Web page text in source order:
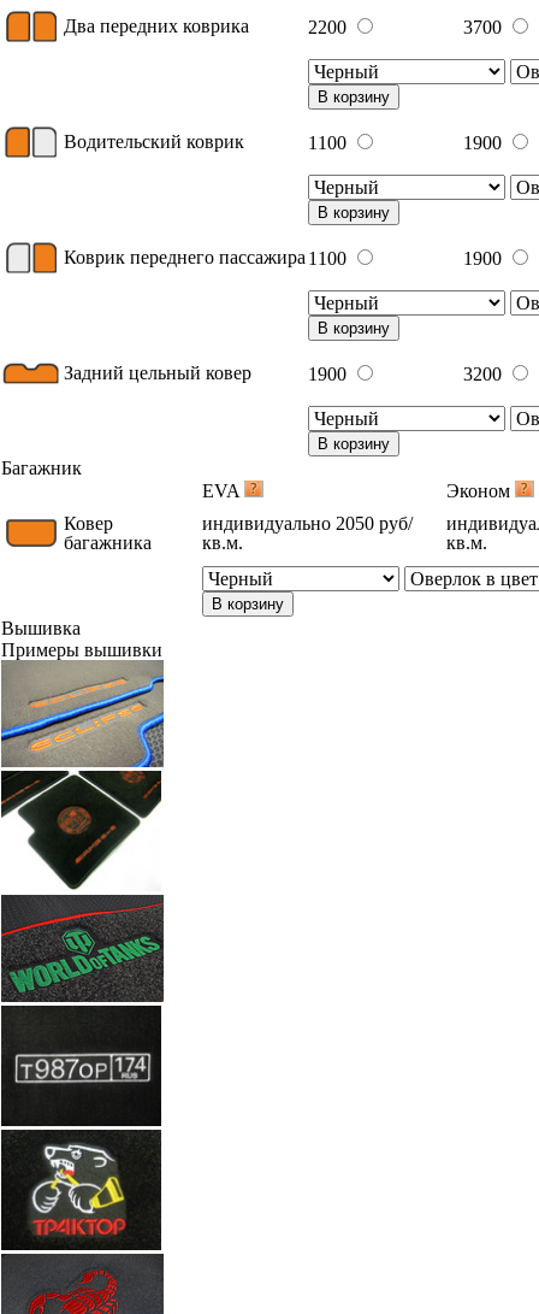
Два передних коврика 2200 3700
В корзину
Водительский коврик 1100 1900
В корзину
Коврик переднего пассажира 1100 1900
В корзину
Задний цельный ковер 1900 3200
В корзину
Багажник
EVA
Эконом
Ковер
багажника
индивидуально 2050 руб/
кв.м.
кв.м.
В корзину
Вышивка
Примеры вышивки